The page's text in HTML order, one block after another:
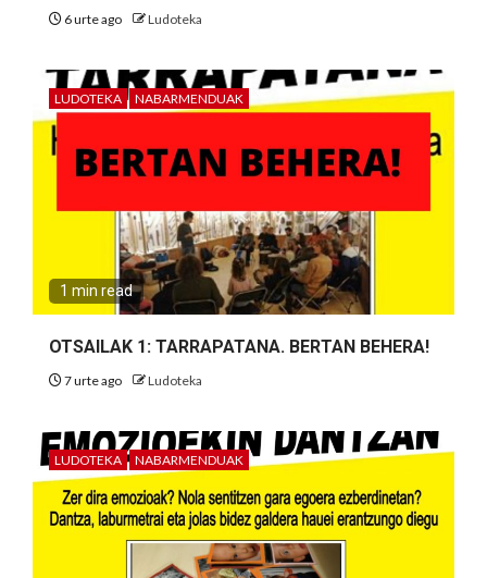
6 urte ago Ludoteka
LUDOTEKA NABARMENDUAK
1 min read
OTSAILAK 1: TARRAPATANA. BERTAN BEHERA!
7 urte ago Ludoteka
LUDOTEKA NABARMENDUAK